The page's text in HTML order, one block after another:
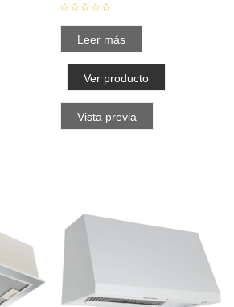
Leer más
Ver producto
Vista previa